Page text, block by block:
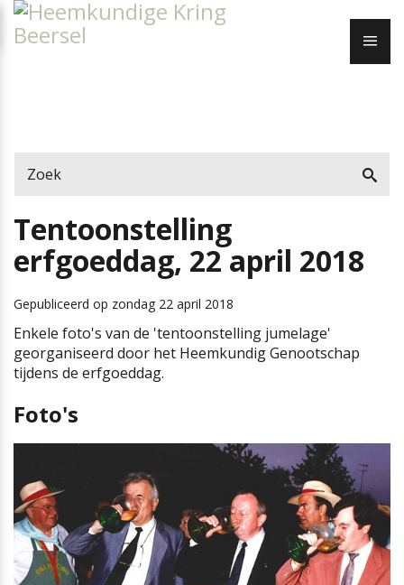
Naar
content
Heemkundige
Kring
Tentoonstelling
erfgoeddag, 22 april 2018
Gepubliceerd op zondag 22 april 2018
Enkele foto's van de 'tentoonstelling jumelage'
georganiseerd door het Heemkundig Genootschap
tijdens de erfgoeddag.
Foto's